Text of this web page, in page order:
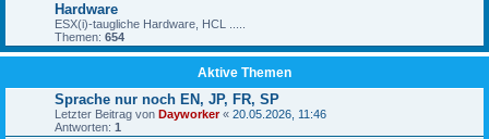
Hardware
ESX(i)-taugliche Hardware, HCL .....
Themen: 654
Aktive Themen
Sprache nur noch EN, JP, FR, SP
Letzter Beitrag von Dayworker« 20.05.2026, 11:46
Antworten: 1